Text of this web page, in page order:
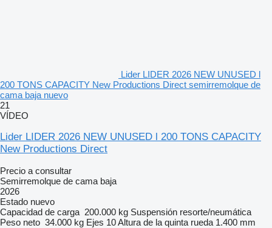
Lider LIDER 2026 NEW UNUSED l
200 TONS CAPACITY New Productions Direct semirremolque de
cama baja nuevo
21
VÍDEO
Lider LIDER 2026 NEW UNUSED l 200 TONS CAPACITY
New Productions Direct
Precio a consultar
Semirremolque de cama baja
2026
Estado nuevo
Capacidad de carga 200.000 kg Suspensión resorte/neumática
Peso neto 34.000 kg Ejes 10Altura de la quinta rueda 1.400 mm